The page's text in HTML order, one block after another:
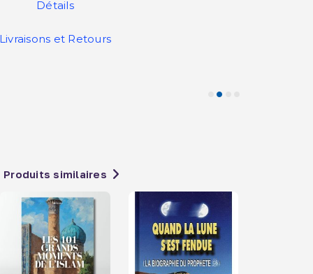
Détails
Livraisons et Retours
Produits similaires